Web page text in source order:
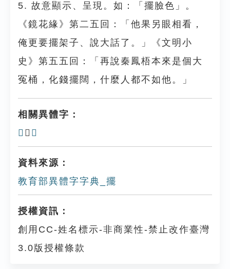
5. 故意顯示、呈現。如：「擺臉色」。
《鏡花緣》第二五回：「他果另眼相看，
俺更要擺架子、說大話了。」《文明小
史》第五五回：「再說秦鳳梧本來是個大
冤桶，化錢擺闊，什麼人都不如他。」
相關異體字：
𢸇 、 摆
資料來源：
教育部異體字字典_擺
授權資訊：
創用CC-姓名標示-非商業性-禁止改作臺灣
3.0版授權條款